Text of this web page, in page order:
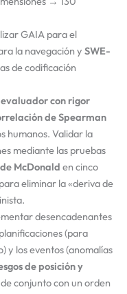
GAIA para el
la navegación y SWE-
de codificación
con rigor
de Spearman
humanos. Validar la
mediante las pruebas
McDonald en cinco
eliminar la «deriva de
desencadenantes
(para
y los eventos (anomalías
de posición y
conjunto con un orden